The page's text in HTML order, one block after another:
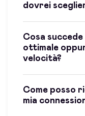
dovrei
Cosa succede
ottimale
velocità?
Come posso
mia